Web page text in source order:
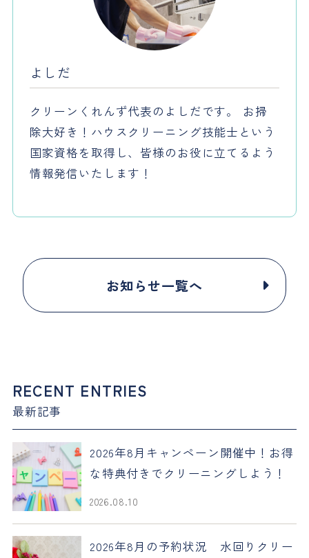
よしだ
クリーンくれんず代表のよしだです。 お掃
除大好き！ハウスクリーニング技能士という
国家資格を取得し、皆様のお役に立てるよう
情報発信いたします！
お知らせ一覧へ
RECENT ENTRIES
最新記事
2026年8月キャンペーン開催中！お得
な特典付きでクリーニングしよう！
2026.08.10
2026年8月の予約状況 水回りクリー